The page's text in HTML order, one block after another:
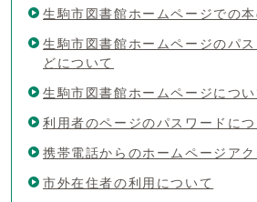
生駒市図書館ホームページでの
生駒市図書館ホームページのパ
どについて
生駒市図書館ホームページについ
利用者のページのパスワードにつ
携帯電話からのホームページア
市外在住者の利用について